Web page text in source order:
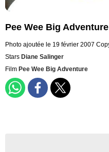
Pee Wee Big
Photo ajoutée le 19 février 2007
Stars Diane Salinger
Film Pee Wee Big Adventure